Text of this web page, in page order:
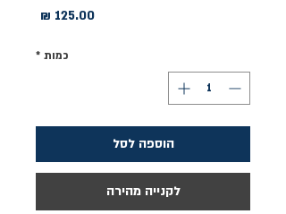
כמות *
הוספה לסל
לקנייה מהירה